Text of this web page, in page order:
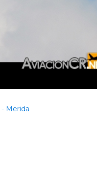
Merida